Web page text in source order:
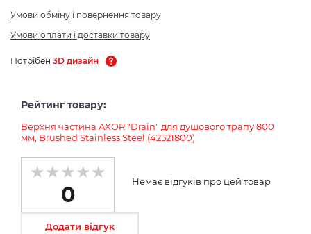
Умови обміну і повернення товару
Умови оплати і доставки товару
Потрібен 3D дизайн
Рейтинг товару:
Верхня частина AXOR "Drain" для душового трапу 800
мм, Brushed Stainless Steel (42521800)
0
Немає відгуків про цей товар
Додати відгук